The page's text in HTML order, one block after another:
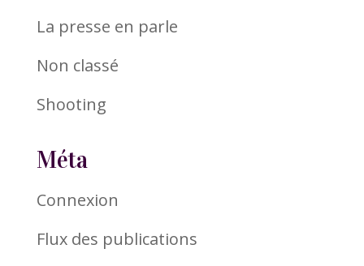
La presse en parle
Non classé
Shooting
Méta
Connexion
Flux des publications